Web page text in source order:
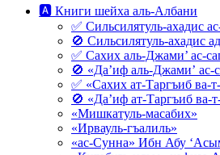
🅰 Книги шейха аль-Албани
✅ Сильсилятуль-ахадис
🚫 Сильсилятуль-ахадис
✅ Сахих аль-Джами’ ас-
🚫 «Да’иф аль-Джами’ ас-
✅ «Сахих ат-Таргъиб ва-
🚫 «Да’иф ат-Таргъиб ва-
«Мишкатуль-масабих»
«Ирвауль-гъалиль»
«ас-Сунна» Ибн Абу